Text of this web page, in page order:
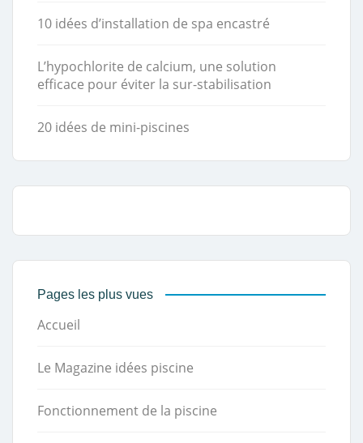
10 idées d’installation de spa encastré
L’hypochlorite de calcium, une solution
efficace pour éviter la sur-stabilisation
20 idées de mini-piscines
Pages les plus vues
Accueil
Le Magazine idées piscine
Fonctionnement de la piscine